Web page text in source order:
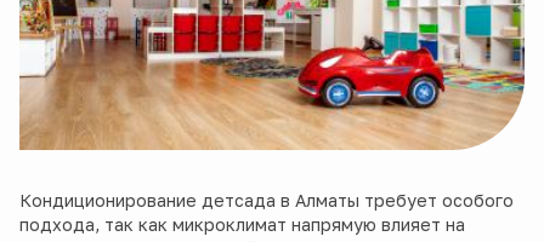
Кондиционирование детсада в Алматы требует особого
подхода, так как микроклимат напрямую влияет на